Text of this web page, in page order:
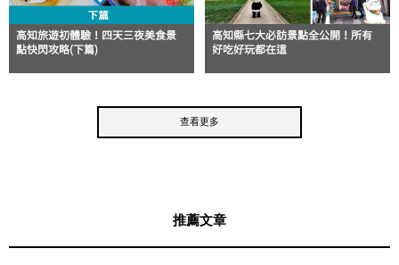
高知旅遊初體驗！四天三夜美食景
點快閃攻略(下篇)
高知縣七大必訪景點全公開！所有
好吃好玩都在這
查看更多
推薦文章